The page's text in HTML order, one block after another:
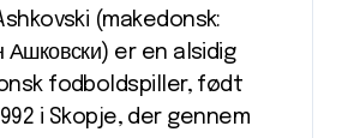
(makedonsk:
Ашковски) er en alsidig
fodboldspiller, født
i Skopje, der gennem